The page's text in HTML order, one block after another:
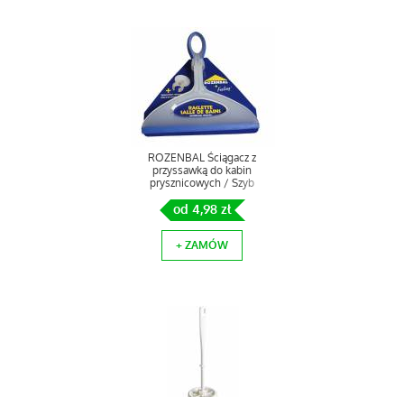
ROZENBAL Ściągacz z
przyssawką do kabin
prysznicowych / Szyb
od 4,98 zł
+ ZAMÓW